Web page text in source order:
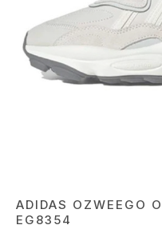
ADIDAS OZWEEGO
EG8354